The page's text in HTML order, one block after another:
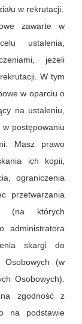
w rekrutacji.
zawarte w
ustalenia,
jeżeli
W tym
w oparciu o
na ustaleniu,
postępowaniu
Masz prawo
ich kopii,
ograniczenia
przetwarzania
(na których
administratora
skargi do
Osobowych (w
Osobowych).
zgodność z
na podstawie